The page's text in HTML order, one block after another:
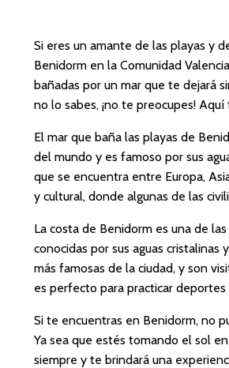
Si eres un amante de las playas y
Benidorm en la Comunidad
bañadas por un mar que te dejará
no lo sabes, ¡no te preocupes!
El mar que baña las playas de
del mundo y es famoso por sus
que se encuentra entre Europa,
y cultural, donde algunas de las
La costa de Benidorm es una de
conocidas por sus aguas
más famosas de la ciudad, y son
es perfecto para practicar
Si te encuentras en Benidorm, no
Ya sea que estés tomando el sol
siempre y te brindará una